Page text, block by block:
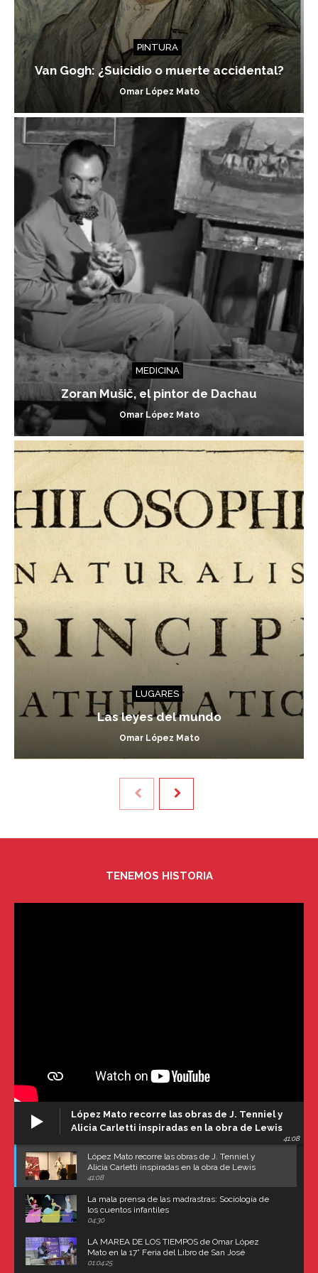
PINTURA
Van Gogh: ¿Suicidio o muerte accidental?
Omar López Mato
MEDICINA
Zoran Mušič, el pintor de Dachau
Omar López Mato
LUGARES
Las leyes del mundo
Omar López Mato
TENEMOS HISTORIA
López Mato recorre las obras de J. Tenniel y
Alicia Carletti inspiradas en la obra de Lewis
41:08
López Mato recorre las obras de J. Tenniel y
Alicia Carletti inspiradas en la obra de Lewis
Carroll
41:08
La mala prensa de las madrastras: Sociología de
los cuentos infantiles
04:30
LA MAREA DE LOS TIEMPOS de Omar López
Mato en la 17° Feria del Libro de San José
(Uruguay)
01:04:25